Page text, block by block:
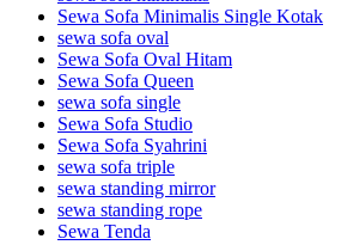
Sewa Sofa Minimalis Single Kotak
sewa sofa oval
Sewa Sofa Oval Hitam
Sewa Sofa Queen
sewa sofa single
Sewa Sofa Studio
Sewa Sofa Syahrini
sewa sofa triple
sewa standing mirror
sewa standing rope
Sewa Tenda